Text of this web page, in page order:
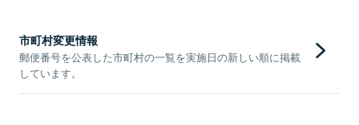
市町村変更情報
郵便番号を公表した市町村の一覧を実施日の新しい順に掲載
しています。